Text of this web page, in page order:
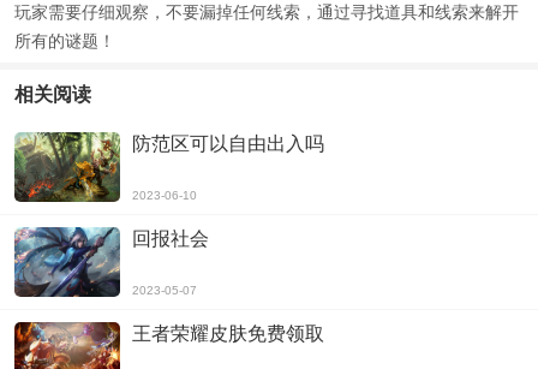
玩家需要仔细观察，不要漏掉任何线索，通过寻找道具和线索来解开
所有的谜题！
相关阅读
防范区可以自由出入吗
2023-06-10
回报社会
2023-05-07
王者荣耀皮肤免费领取